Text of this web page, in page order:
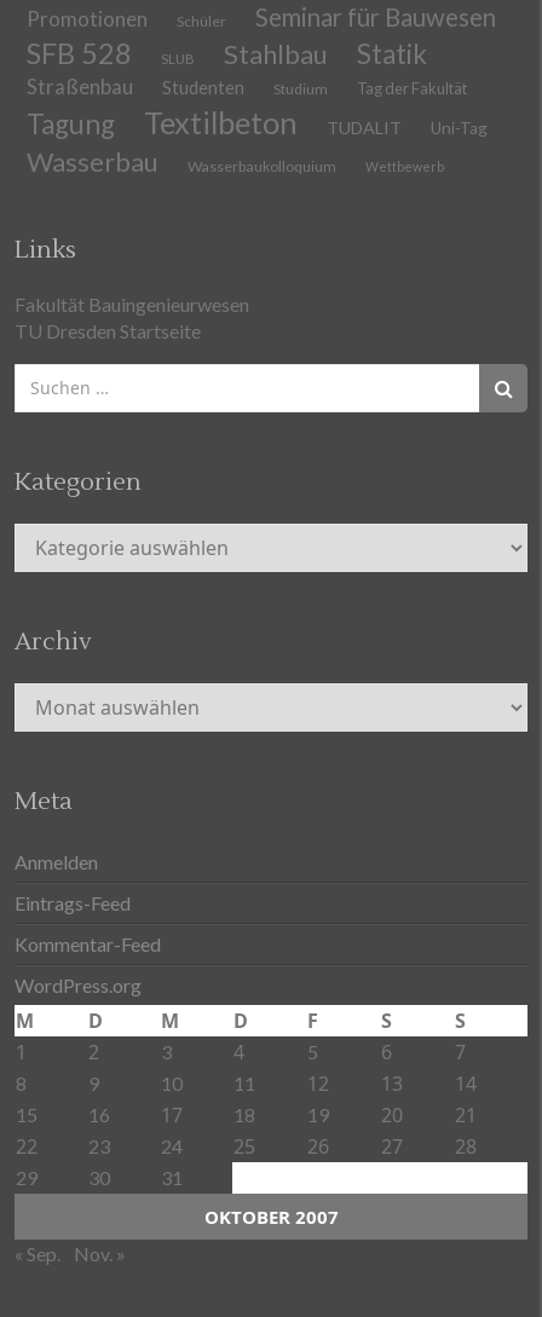
Promotionen Schüler Seminar für Bauwesen
SFB 528 SLUB Stahlbau Statik
Straßenbau Studenten Studium Tag der Fakultät
Tagung Textilbeton TUDALIT Uni-Tag
Wasserbau Wasserbaukolloquium Wettbewerb
Links
Fakultät Bauingenieurwesen
TU Dresden Startseite
Suchen
nach:
Kategorien
Kategorien
Archiv
Archiv
Meta
Anmelden
Eintrags-Feed
Kommentar-Feed
WordPress.org
OKTOBER 2007
M D M D F S
S
1
2 3 4 5 6 7
8 9 10 11 12 13 14
15 16 17 18 19 20
21
22
23 24 25 26 27 28
29 30 31
« Sep. Nov. »